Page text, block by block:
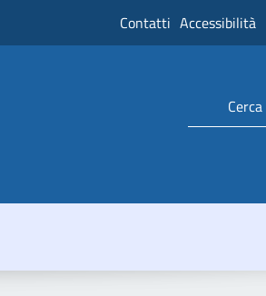
Contatti Accessibilità